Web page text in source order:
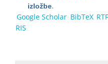
izložbe.
Google Scholar BibTeX RTF
RIS